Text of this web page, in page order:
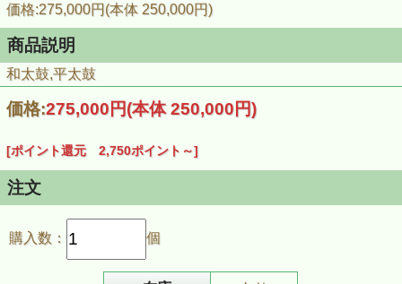
価格:275,000円(本体 250,000円)
商品説明
和太鼓,平太鼓
価格:275,000円(本体 250,000円)
[ポイント還元 2,750ポイント～]
注文
購入数： 個